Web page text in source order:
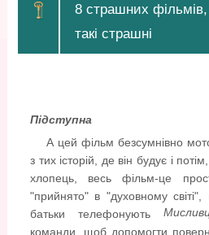
8 страшних
такі страшні
Підступна
А цей фільм безсумнівно
з тих історій, де він будує і
хлопець, весь фільм-це
"прийнято" в "духовному
батьки телефонують
команди, щоб допомогти